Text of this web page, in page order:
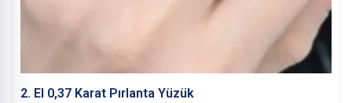
2. El 0,37 Karat Pırlanta Yüzük